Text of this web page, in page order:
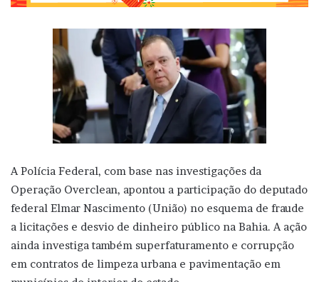
A Polícia Federal, com base nas investigações da
Operação Overclean, apontou a participação do deputado
federal Elmar Nascimento (União) no esquema de fraude
a licitações e desvio de dinheiro público na Bahia. A ação
ainda investiga também superfaturamento e corrupção
em contratos de limpeza urbana e pavimentação em